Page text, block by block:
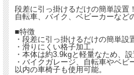
段差に引っ掛けるだけの簡単設置！
自転車、バイク、ベビーカーなど
■特徴
・段差に引っ掛けるだけの簡単設
・滑りにくい格子加工。
・本体は約3.9kgと軽量なため、設
・バイクガレージ、自転車やベ
以内の車椅子も使用可能。